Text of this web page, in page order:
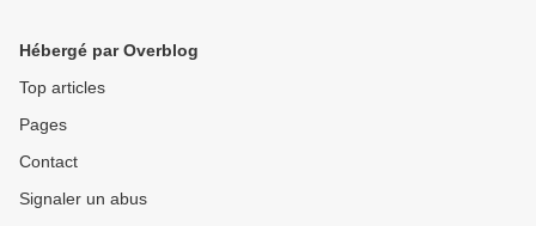
Hébergé par Overblog
Top articles
Pages
Contact
Signaler un abus